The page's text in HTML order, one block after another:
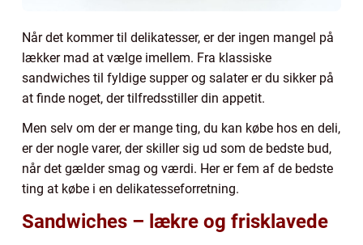
Når det kommer til delikatesser, er der ingen mangel på
lækker mad at vælge imellem. Fra klassiske
sandwiches til fyldige supper og salater er du sikker på
at finde noget, der tilfredsstiller din appetit.
Men selv om der er mange ting, du kan købe hos en deli,
er der nogle varer, der skiller sig ud som de bedste bud,
når det gælder smag og værdi. Her er fem af de bedste
ting at købe i en delikatesseforretning.
Sandwiches – lækre og frisklavede